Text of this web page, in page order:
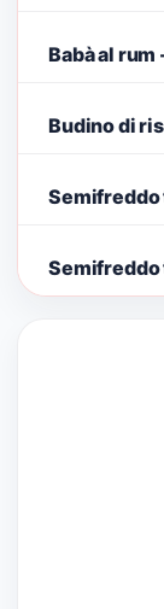
Babà al rum
Budino di
Semifreddo
Semifreddo